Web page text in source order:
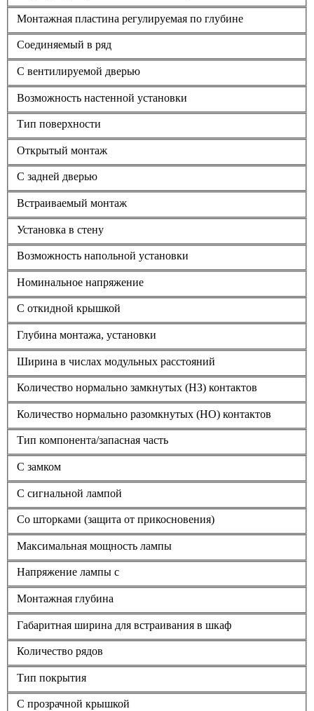
Монтажная пластина регулируемая по глубине
Соединяемый в ряд
С вентилируемой дверью
Возможность настенной установки
Тип поверхности
Открытый монтаж
С задней дверью
Встраиваемый монтаж
Установка в стену
Возможность напольной установки
Номинальное напряжение
С откидной крышкой
Глубина монтажа, установки
Ширина в числах модульных расстояний
Количество нормально замкнутых (НЗ) контактов
Количество нормально разомкнутых (НО) контактов
Тип компонента/запасная часть
С замком
С сигнальной лампой
Со шторками (защита от прикосновения)
Максимальная мощность лампы
Напряжение лампы с
Монтажная глубина
Габаритная ширина для встраивания в шкаф
Количество рядов
Тип покрытия
С прозрачной крышкой